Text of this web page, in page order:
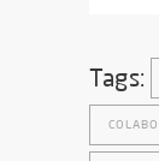
Tags: